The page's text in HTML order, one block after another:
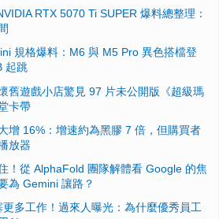
RTX 5070 Ti SUPER 爆料總整理：
規格爆料：M6 與 M5 Pro 異色搭檔登
起跳
舊遊戲小店驚見 97 片未公開版《超級瑪
卡帶
增 16%：增速約為黑膠 7 倍，但購買者
放器
！從 AlphaFold 團隊解體看 Google 的焦
為 Gemini 讓路？
多工作！過來人曝光：為什麼優秀員工